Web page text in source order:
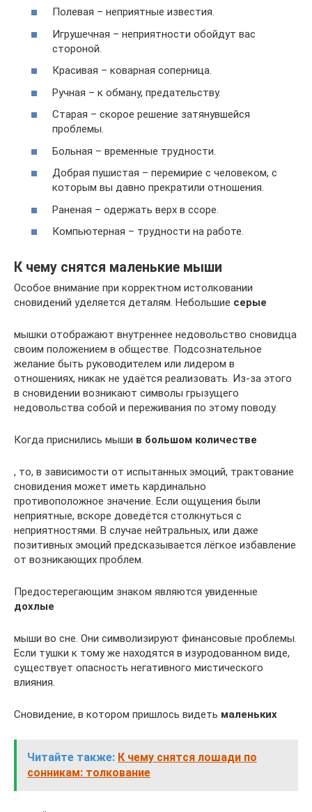
Полевая – неприятные известия.
Игрушечная – неприятности обойдут вас
стороной.
Красивая – коварная соперница.
Ручная – к обману, предательству.
Старая – скорое решение затянувшейся
проблемы.
Больная – временные трудности.
Добрая пушистая – перемирие с человеком, с
которым вы давно прекратили отношения.
Раненая – одержать верх в ссоре.
Компьютерная – трудности на работе.
К чему снятся маленькие мыши
Особое внимание при корректном истолковании
сновидений уделяется деталям. Небольшие серые
мышки отображают внутреннее недовольство сновидца
своим положением в обществе. Подсознательное
желание быть руководителем или лидером в
отношениях, никак не удаётся реализовать. Из-за этого
в сновидении возникают символы грызущего
недовольства собой и переживания по этому поводу.
Когда приснились мыши в большом количестве
, то, в зависимости от испытанных эмоций, трактование
сновидения может иметь кардинально
противоположное значение. Если ощущения были
неприятные, вскоре доведётся столкнуться с
неприятностями. В случае нейтральных, или даже
позитивных эмоций предсказывается лёгкое избавление
от возникающих проблем.
Предостерегающим знаком являются увиденные
дохлые
мыши во сне. Они символизируют финансовые проблемы.
Если тушки к тому же находятся в изуродованном виде,
существует опасность негативного мистического
влияния.
Сновидение, в котором пришлось видеть маленьких
Читайте также: К чему снятся лошади по
сонникам: толкование